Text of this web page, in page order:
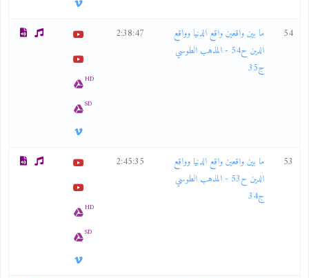
54
ما بين واقعين واقع الدنيا وواقع
الدين ح54 - المذهب الطوسي
ج35
2:38:47
HD
SD
53
ما بين واقعين واقع الدنيا وواقع
الدين ح53 - المذهب الطوسي
ج34
2:45:35
HD
SD